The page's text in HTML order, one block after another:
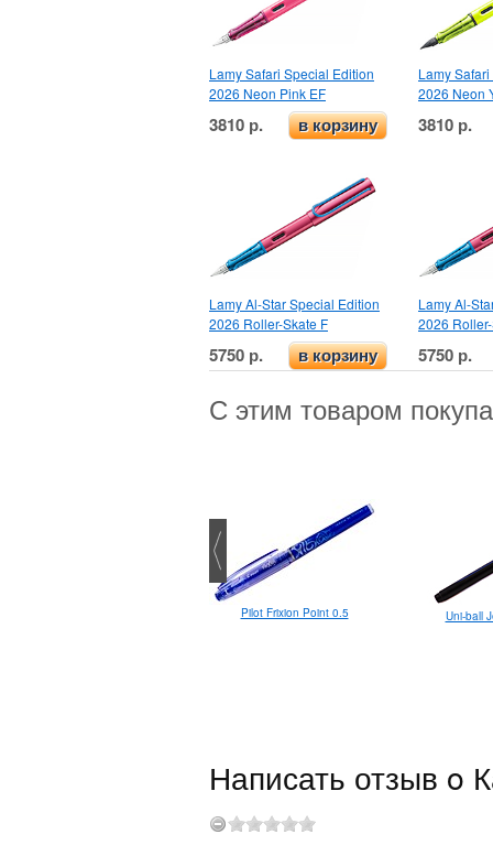
Lamy Safari Special Edition
2026 Neon Pink EF
3810 р. в корзину
Lamy
2026 Neon
3810 р.
Lamy Al-Star Special Edition
2026 Roller-Skate F
5750 р. в корзину
Lamy Al-
2026
5750 р.
С этим товаром
Pilot Frixion Point 0.5 Uni-ball
Написать отзыв o